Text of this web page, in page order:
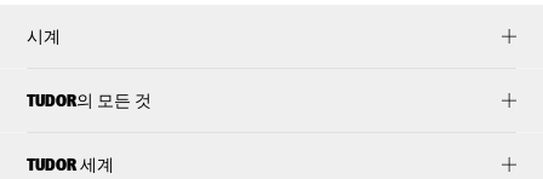
시계
TUDOR의 모든 것
TUDOR 세계